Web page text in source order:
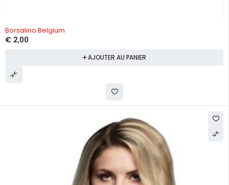
Borsalino Belgium
€ 2,00
AJOUTER AU PANIER